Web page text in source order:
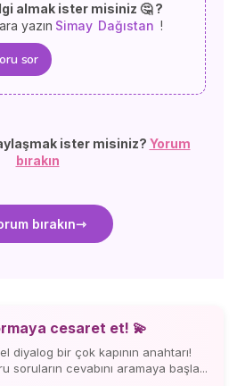
almak ister misiniz 🤔 ?
yazın Simay Dağıstan !
sor
ister misiniz? Yorum
bırakın
bırakın
cesaret et! 💫
diyalog bir çok kapının anahtarı!
soruların cevabını aramaya başla...